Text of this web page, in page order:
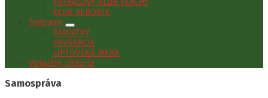
KLUB AEROBIK
Turizmus
PAMIATKY
HAVRÁNOK
LIPTOVSKÁ MARA
Virtuálny cintorín
Samospráva